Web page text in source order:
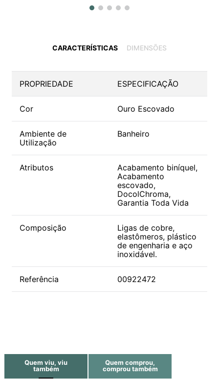
CARACTERÍSTICAS DIMENSÕES
PROPRIEDADE ESPECIFICAÇÃO
Cor Ouro Escovado
Ambiente de
Utilização
Banheiro
Atributos
Acabamento biníquel,
Acabamento
escovado,
DocolChroma,
Garantia Toda Vida
Composição
Ligas de cobre,
elastômeros, plástico
de engenharia e aço
inoxidável.
Referência 00922472
Quem viu, viu
também
Quem comprou,
comprou também